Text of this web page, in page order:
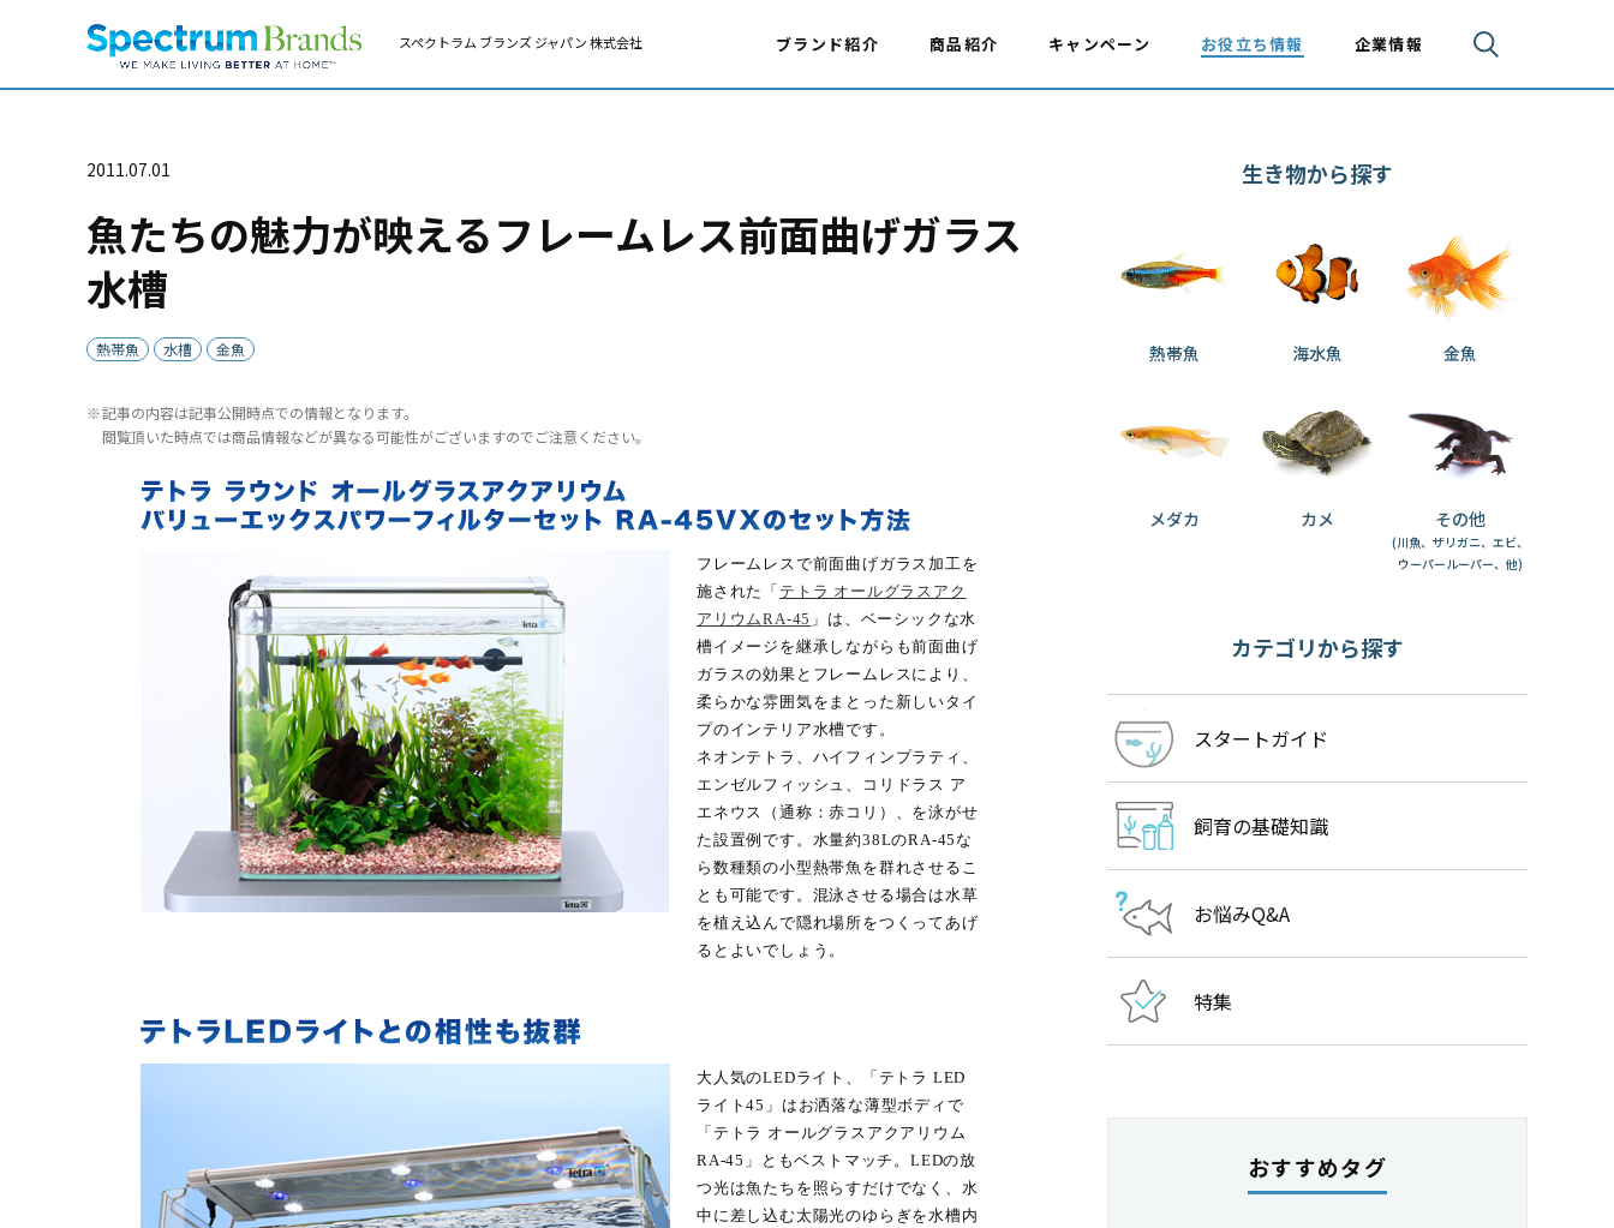
スペクトラム ブランズ ジャパン 株式会社 ブランド紹介 商品紹介 キャンペーン お役立ち情報 企業情報
2011.07.01
魚たちの魅力が映えるフレームレス前面曲げガラス
水槽
熱帯魚 水槽 金魚
記事の内容は記事公開時点での情報となります。
閲覧頂いた時点では商品情報などが異なる可能性がございますのでご注意ください。
フレームレスで前面曲げガラス加工を
施された「 テトラ オールグラスアク
アリウムRA-45 」は、ベーシックな水
槽イメージを継承しながらも前面曲げ
ガラスの効果とフレームレスにより、
柔らかな雰囲気をまとった新しいタイ
プのインテリア水槽です。
ネオンテトラ、ハイフィンプラティ、
エンゼルフィッシュ、コリドラス ア
エネウス（通称：赤コリ）、を泳がせ
た設置例です。水量約38LのRA-45な
ら数種類の小型熱帯魚を群れさせるこ
とも可能です。混泳させる場合は水草
を植え込んで隠れ場所をつくってあげ
るとよいでしょう。
大人気のLEDライト、「テトラ LED
ライト45」はお洒落な薄型ボディで
「テトラ オールグラスアクアリウム
RA-45」ともベストマッチ。LEDの放
つ光は魚たちを照らすだけでなく、水
中に差し込む太陽光のゆらぎを水槽内
生き物から探す
熱帯魚 海水魚 金魚
メダカ カメ その他
(川魚、ザリガニ、エビ、
ウーパールーパー、他)
カテゴリから探す
スタートガイド
飼育の基礎知識
お悩みQ&A
特集
おすすめタグ